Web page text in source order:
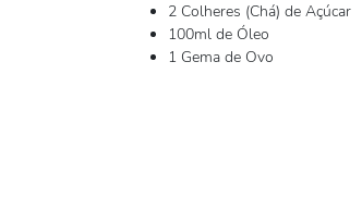
2 Colheres (Chá) de Açúcar
100ml de Óleo
1 Gema de Ovo